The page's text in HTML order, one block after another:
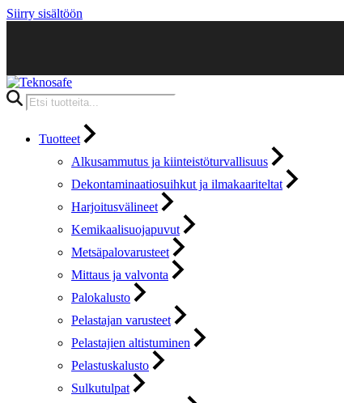
Siirry sisältöön
Products
search
Tuotteet
Alkusammutus ja kiinteistöturvallisuus
Dekontaminaatiosuihkut ja ilmakaariteltat
Harjoitusvälineet
Kemikaalisuojapuvut
Metsäpalovarusteet
Mittaus ja valvonta
Palokalusto
Pelastajan varusteet
Pelastajien altistuminen
Pelastuskalusto
Sulkutulpat